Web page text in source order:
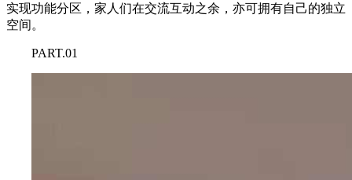
实现功能分区，家人们在交流互动之余，亦可拥有自己的独立
空间。
PART.01